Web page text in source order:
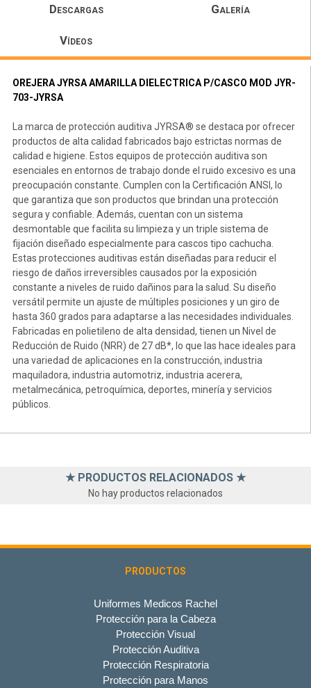
Descargas Galería
Vídeos
OREJERA JYRSA AMARILLA DIELECTRICA P/CASCO MOD JYR-
703-JYRSA
La marca de protección auditiva JYRSA® se destaca por ofrecer
productos de alta calidad fabricados bajo estrictas normas de
calidad e higiene. Estos equipos de protección auditiva son
esenciales en entornos de trabajo donde el ruido excesivo es una
preocupación constante. Cumplen con la Certificación ANSI, lo
que garantiza que son productos que brindan una protección
segura y confiable. Además, cuentan con un sistema
desmontable que facilita su limpieza y un triple sistema de
fijación diseñado especialmente para cascos tipo cachucha.
Estas protecciones auditivas están diseñadas para reducir el
riesgo de daños irreversibles causados por la exposición
constante a niveles de ruido dañinos para la salud. Su diseño
versátil permite un ajuste de múltiples posiciones y un giro de
hasta 360 grados para adaptarse a las necesidades individuales.
Fabricadas en polietileno de alta densidad, tienen un Nivel de
Reducción de Ruido (NRR) de 27 dB*, lo que las hace ideales para
una variedad de aplicaciones en la construcción, industria
maquiladora, industria automotriz, industria acerera,
metalmecánica, petroquímica, deportes, minería y servicios
públicos.
★ PRODUCTOS RELACIONADOS ★
No hay productos relacionados
PRODUCTOS
Uniformes Medicos Rachel
Protección para la Cabeza
Protección Visual
Protección Auditiva
Protección Respiratoria
Protección para Manos